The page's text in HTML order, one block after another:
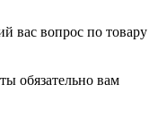
вас вопрос по товару
обязательно вам